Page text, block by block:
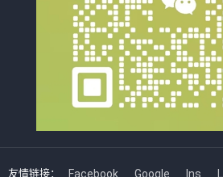
友情链接： Facebook Google Ins